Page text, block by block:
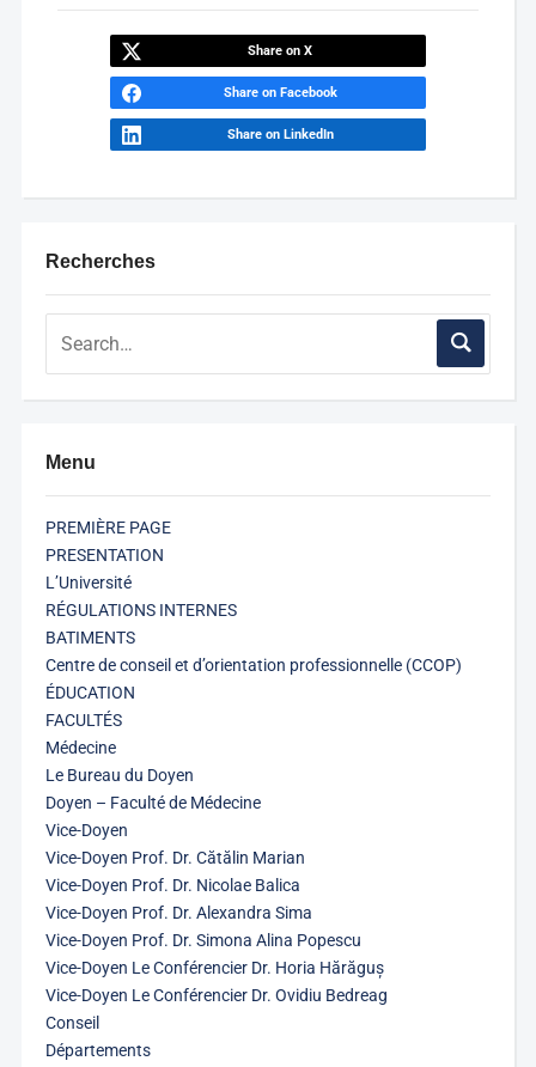
Recherches
Menu
PREMIÈRE PAGE
PRESENTATION
L’Université
RÉGULATIONS INTERNES
BATIMENTS
Centre de conseil et d’orientation professionnelle (CCOP)
ÉDUCATION
FACULTÉS
Médecine
Le Bureau du Doyen
Doyen – Faculté de Médecine
Vice-Doyen
Vice-Doyen Prof. Dr. Cătălin Marian
Vice-Doyen Prof. Dr. Nicolae Balica
Vice-Doyen Prof. Dr. Alexandra Sima
Vice-Doyen Prof. Dr. Simona Alina Popescu
Vice-Doyen Le Conférencier Dr. Horia Hărăguș
Vice-Doyen Le Conférencier Dr. Ovidiu Bedreag
Conseil
Départements
Share on X
Share on Facebook
Share on LinkedIn